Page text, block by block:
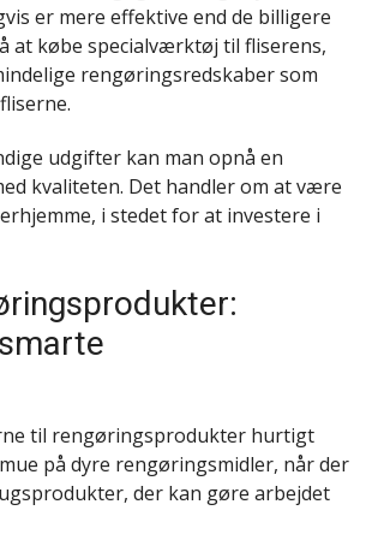
er mere effektive end de billigere
at købe specialværktøj til fliserens,
rengøringsredskaber som
udgifter kan man opnå en
kvaliteten. Det handler om at være
i stedet for at investere i
til rengøringsprodukter hurtigt
på dyre rengøringsmidler, når der
der kan gøre arbejdet